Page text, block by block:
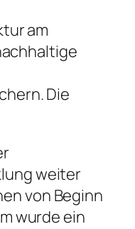
am
Die
weiter
von Beginn
wurde ein